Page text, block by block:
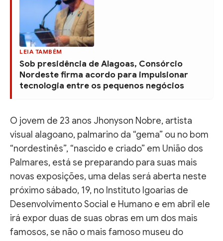
LEIA TAMBÉM
Sob presidência de Alagoas, Consórcio
Nordeste firma acordo para impulsionar
tecnologia entre os pequenos negócios
O jovem de 23 anos Jhonyson Nobre, artista
visual alagoano, palmarino da “gema” ou no bom
“nordestinês”, “nascido e criado” em União dos
Palmares, está se preparando para suas mais
novas exposições, uma delas será aberta neste
próximo sábado, 19, no Instituto Igoarias de
Desenvolvimento Social e Humano e em abril ele
irá expor duas de suas obras em um dos mais
famosos, se não o mais famoso museu do